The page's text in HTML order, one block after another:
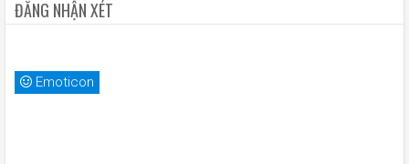
ĐĂNG NHẬN XÉT
Emoticon